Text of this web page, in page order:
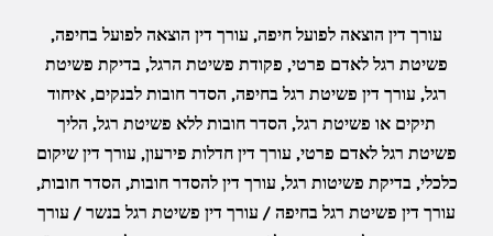
עורך דין הוצאה לפועל חיפה, עורך דין הוצאה לפועל בחיפה,
פשיטת רגל לאדם פרטי, פקודת פשיטת הרגל, בדיקת פשיטת
רגל, עורך דין פשיטת רגל בחיפה, הסדר חובות לבנקים,איחוד
תיקים או פשיטת רגל, הסדר חובות ללא פשיטת רגל, הליך
פשיטת רגל לאדם פרטי, עורך דין חדלות פירעון, עורך דין שיקום
כלכלי, בדיקת פשיטות רגל, עורך דין להסדר חובות, הסדר חובות,
עורך דין פשיטת רגל בחיפה / עורך דין פשיטת רגל בנשר / עורך